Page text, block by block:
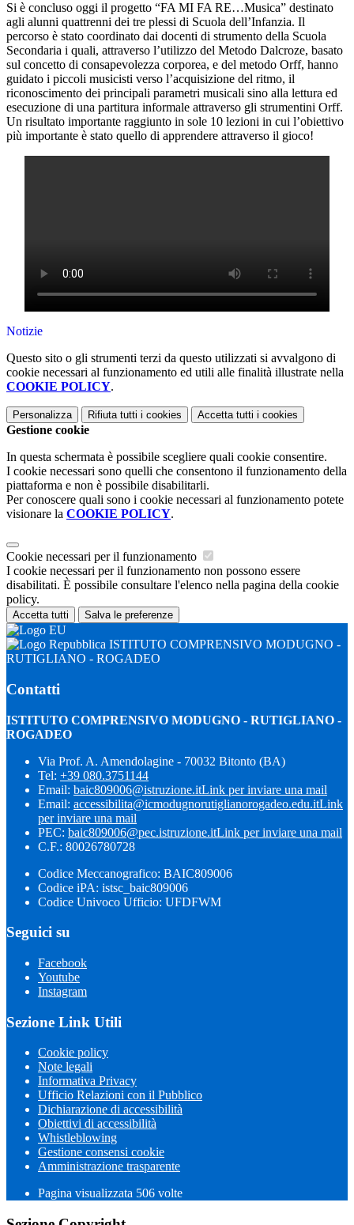
Si è concluso oggi il progetto “FA MI FA RE…Musica” destinato
agli alunni quattrenni dei tre plessi di Scuola dell’Infanzia. Il
percorso è stato coordinato dai docenti di strumento della Scuola
Secondaria i quali, attraverso l’utilizzo del Metodo Dalcroze, basato
sul concetto di consapevolezza corporea, e del metodo Orff, hanno
guidato i piccoli musicisti verso l’acquisizione del ritmo, il
riconoscimento dei principali parametri musicali sino alla lettura ed
esecuzione di una partitura informale attraverso gli strumentini Orff.
Un risultato importante raggiunto in sole 10 lezioni in cui l’obiettivo
più importante è stato quello di apprendere attraverso il gioco!
Notizie
Questo sito o gli strumenti terzi da questo utilizzati si avvalgono di
cookie necessari al funzionamento ed utili alle finalità illustrate nella
COOKIE POLICY.
Personalizza Rifiuta tutti i cookies Accetta tutti i cookies
Gestione cookie
In questa schermata è possibile scegliere quali cookie consentire.
I cookie necessari sono quelli che consentono il funzionamento della
piattaforma e non è possibile disabilitarli.
Per conoscere quali sono i cookie necessari al funzionamento potete
visionare la COOKIE POLICY.
Cookie necessari per il funzionamento
I cookie necessari per il funzionamento non possono essere
disabilitati. È possibile consultare l'elenco nella pagina della cookie
policy.
Accetta tutti Salva le preferenze
ISTITUTO COMPRENSIVO MODUGNO -
RUTIGLIANO - ROGADEO
Contatti
ISTITUTO COMPRENSIVO MODUGNO - RUTIGLIANO -
ROGADEO
Via Prof. A. Amendolagine - 70032 Bitonto (BA)
Tel: +39 080.3751144
Email: baic809006@istruzione.itLink per inviare una mail
Email: accessibilita@icmodugnorutiglianorogadeo.edu.itLink
per inviare una mail
PEC: baic809006@pec.istruzione.itLink per inviare una mail
C.F.: 80026780728
Codice Meccanografico: BAIC809006
Codice iPA: istsc_baic809006
Codice Univoco Ufficio: UFDFWM
Seguici su
Facebook
Youtube
Instagram
Sezione Link Utili
Cookie policy
Note legali
Informativa Privacy
Ufficio Relazioni con il Pubblico
Dichiarazione di accessibilità
Obiettivi di accessibilità
Whistleblowing
Gestione consensi cookie
Amministrazione trasparente
Pagina visualizzata 506 volte